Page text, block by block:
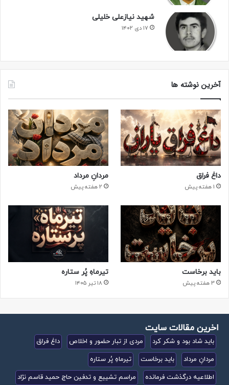
شهید نیازعلی خلیلی
۱۷ دی ۱۴۰۲
آخرین نوشته ها
داغ فراق
1 هفته پیش
مردانِ مرداد
2 هفته پیش
باید برخاست
3 هفته پیش
تیرماهِ پُر ستاره
۱۸ تیر ۱۴۰۵
اخرین مقالات سایت
باید شاد بود و شکر کرد مردی از تبار حضور و اخلاص
داغ فراق
مردانِ مرداد
باید برخاست
تیرماهِ پُر ستاره
اطلاعیه درگذشت فرمانده
مراسم تشییع و تدفین حاج حمید قاسم نژاد